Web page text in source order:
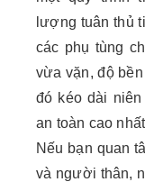
lượng tuân thủ
các phụ tùng
vừa vặn, độ
đó kéo dài
an toàn cao
Nếu bạn quan
và người thân,